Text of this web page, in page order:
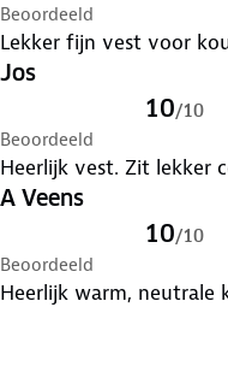
Beoordeeld
Lekker fijn vest voor
Jos
10/10
Beoordeeld
Heerlijk vest. Zit lekker
A Veens
10/10
Beoordeeld
Heerlijk warm, neutrale